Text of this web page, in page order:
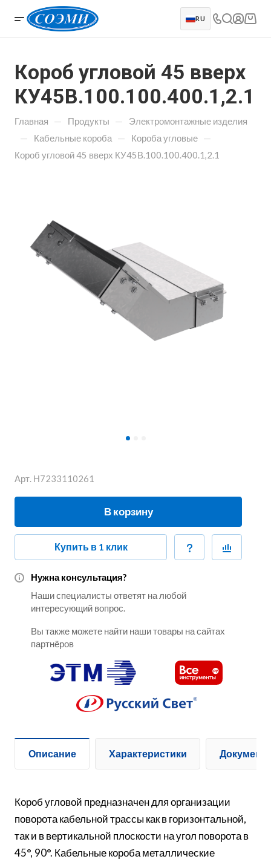
RU
Короб угловой 45 вверх
КУ45В.100.100.400.1,2.1
Главная — Продукты — Электромонтажные изделия
— Кабельные короба — Короба угловые —
Короб угловой 45 вверх КУ45В.100.100.400.1,2.1
Арт. Н7233110261
В корзину
Купить в 1 клик
Нужна консультация?
Наши специалисты ответят на любой
интересующий вопрос.
Вы также можете найти наши товары на сайтах
партнёров
Описание Характеристики
Короб угловой предназначен для организации
поворота кабельной трассы как в горизонтальной,
так и в вертикальной плоскости на угол поворота в
45°, 90°. Кабельные короба металлические